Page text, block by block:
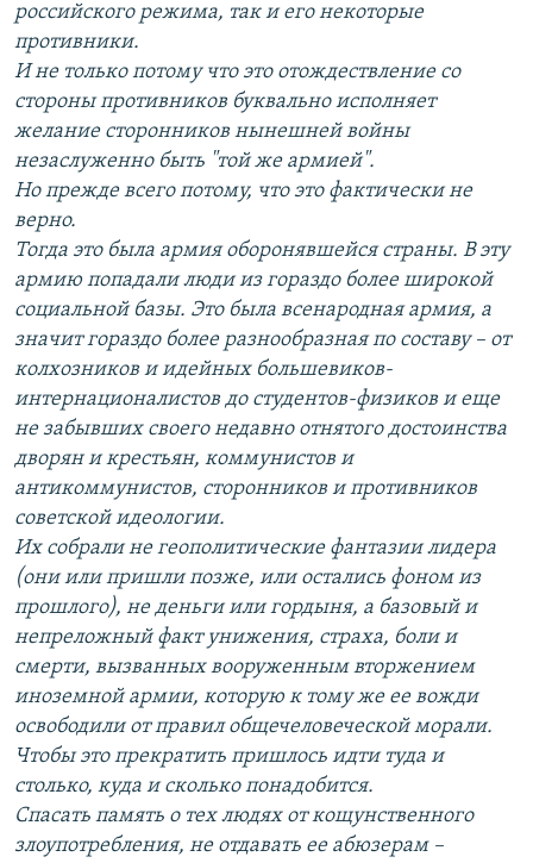
российского режима, так и его некоторые
противники.
И не только потому что это отождествление со
стороны противников буквально исполняет
желание сторонников нынешней войны
незаслуженно быть "той же армией".
Но прежде всего потому, что это фактически не
верно.
Тогда это была армия оборонявшейся страны. В эту
армию попадали люди из гораздо более широкой
социальной базы. Это была всенародная армия, а
значит гораздо более разнообразная по составу – от
колхозников и идейных большевиков-
интернационалистов до студентов-физиков и еще
не забывших своего недавно отнятого достоинства
дворян и крестьян, коммунистов и
антикоммунистов, сторонников и противников
советской идеологии.
Их собрали не геополитические фантазии лидера
(они или пришли позже, или остались фоном из
прошлого), не деньги или гордыня, а базовый и
непреложный факт унижения, страха, боли и
смерти, вызванных вооруженным вторжением
иноземной армии, которую к тому же ее вожди
освободили от правил общечеловеческой морали.
Чтобы это прекратить пришлось идти туда и
столько, куда и сколько понадобится.
Спасать память о тех людях от кощунственного
злоупотребления, не отдавать ее абюзерам –